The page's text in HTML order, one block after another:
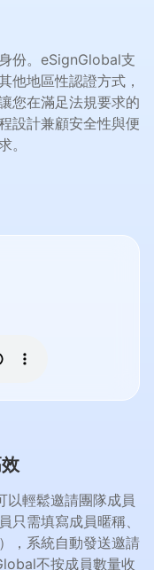
份。eSignGlobal支
他地區性認證方式，
您在滿足法規要求的
設計兼顧安全性與便
。
以輕鬆邀請團隊成員
只需填寫成員暱稱、
，系統自動發送邀請
不按成員數量收